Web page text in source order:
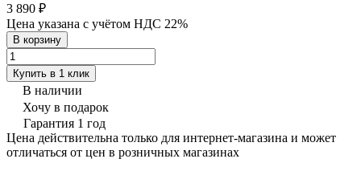
3 890 ₽
Цена указана с учётом НДС 22%
В корзину
Купить в 1 клик
В наличии
Хочу в подарок
Гарантия 1 год
Цена действительна только для интернет-магазина и может
отличаться от цен в розничных магазинах